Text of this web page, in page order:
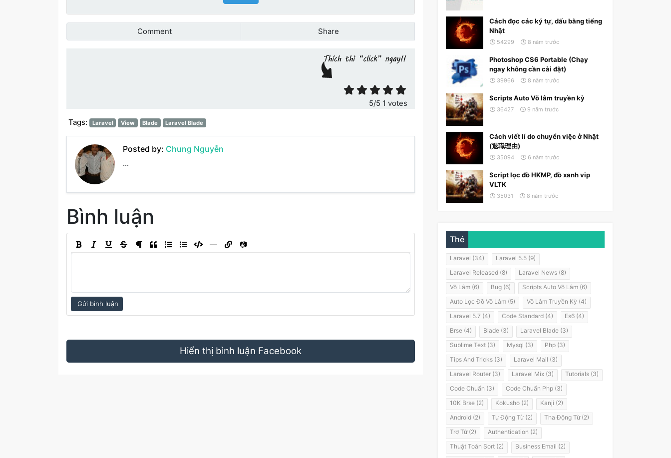
Comment Share
5/5 1 votes
Tags:
Laravel View Blade Laravel Blade
Posted by: Chung Nguyễn
...
Bình luận
― 📷
Gửi bình luận
Hiển thị bình luận Facebook
Cách đọc các ký tự, dấu bằng tiếng
Nhật
54299 8 năm trước
Photoshop CS6 Portable (Chạy
ngay không cần cài đặt)
39966 8 năm trước
Scripts Auto Võ lâm truyền kỳ
36427 9 năm trước
Cách viết lí do chuyển việc ở Nhật
(退職理由)
35094 6 năm trước
Script lọc đồ HKMP, đồ xanh vip
VLTK
35031 8 năm trước
Thẻ
Laravel (34)
Laravel 5.5 (9)
Laravel Released (8)
Laravel News (8)
Võ Lâm (6)
Bug (6)
Scripts Auto Võ Lâm (6)
Auto Lọc Đồ Võ Lâm (5)
Võ Lâm Truyền Kỳ (4)
Laravel 5.7 (4)
Code Standard (4)
Es6 (4)
Brse (4)
Blade (3)
Laravel Blade (3)
Sublime Text (3)
Mysql (3)
Php (3)
Tips And Tricks (3)
Laravel Mail (3)
Laravel Router (3)
Laravel Mix (3)
Tutorials (3)
Code Chuẩn (3)
Code Chuẩn Php (3)
10K Brse (2)
Kokusho (2)
Kanji (2)
Android (2)
Tự Động Từ (2)
Tha Động Từ (2)
Trợ Từ (2)
Authentication (2)
Thuật Toán Sort (2)
Business Email (2)